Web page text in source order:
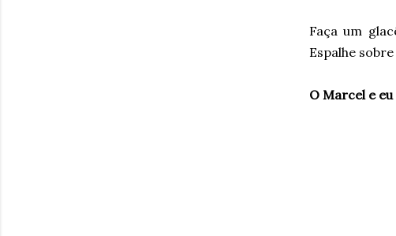
Faça um
Espalhe sobre
O Marcel e